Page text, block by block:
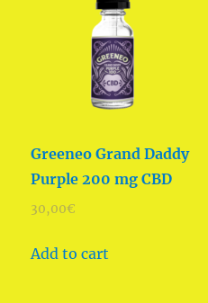
Greeneo Grand Daddy
Purple 200 mg CBD
30,00€
Add to cart